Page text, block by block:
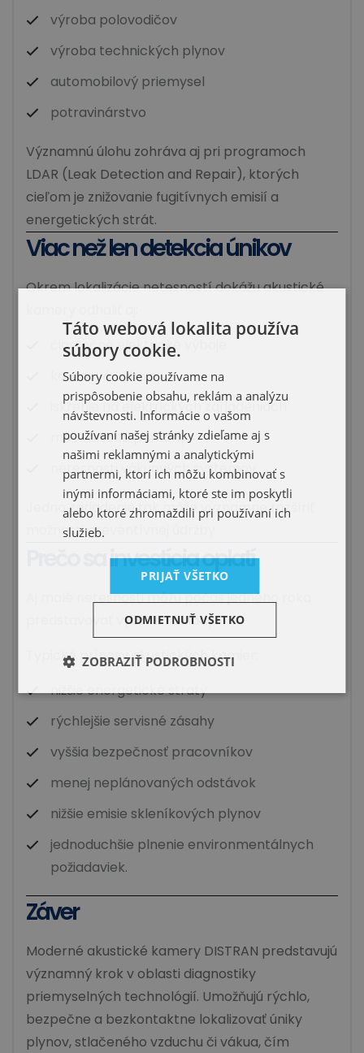
výroba polovodičov
výroba technických plynov
automobilový priemysel
potravinárstvo
Významnú úlohu zohráva aj pri programoch
LDAR (Leak Detection and Repair), ktorých
cieľom je znižovanie fugitívnych emisií a
energetických strát.
Viac než len detekcia únikov
Okrem lokalizácie netesností dokážu akustické
čiastočné elektrické výboje
korónové výboje
iskrenie na elektrických zariadeniach
mechanické poruchy
netesnosti vákuových systémov
Jedno zariadenie tak môže významne rozšíriť
možnosti preventívnej údržby.
Prečo sa investícia oplatí
Aj malé netesnosti môžu počas jedného roka
predstavovať vysoké náklady.
Typické prínosy akustických kamier:
nižšie energetické straty
rýchlejšie servisné zásahy
vyššia bezpečnosť pracovníkov
menej neplánovaných odstávok
nižšie emisie skleníkových plynov
jednoduchšie plnenie environmentálnych
požiadaviek.
Záver
Moderné akustické kamery DISTRAN predstavujú
významný krok v oblasti diagnostiky
priemyselných technológií. Umožňujú rýchlo,
bezpečne a bezkontaktne lokalizovať úniky
plynov, stlačeného vzduchu či vákua, čím
Táto webová lokalita používa
súbory cookie.
Súbory cookie používame na
prispôsobenie obsahu, reklám a analýzu
návštevnosti. Informácie o vašom
používaní našej stránky zdieľame aj s
našimi reklamnými a analytickými
partnermi, ktorí ich môžu kombinovať s
inými informáciami, ktoré ste im poskytli
alebo ktoré zhromaždili pri používaní ich
služieb.
PRIJAŤ VŠETKO
ODMIETNUŤ VŠETKO
ZOBRAZIŤ PODROBNOSTI